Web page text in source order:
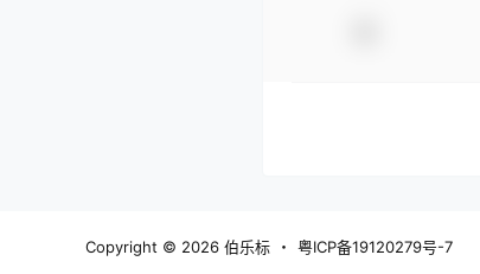
Copyright © 2026 伯乐标 ・ 粤ICP备19120279号-7